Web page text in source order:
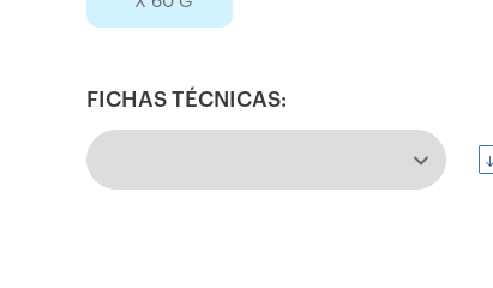
FICHAS TÉCNICAS: